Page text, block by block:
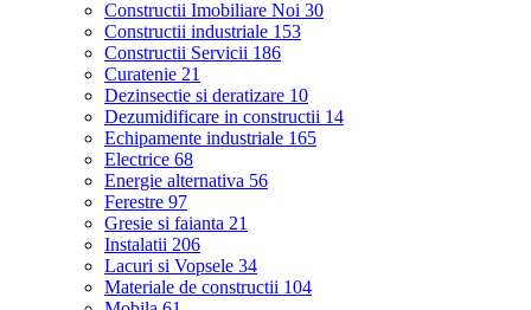
Constructii Imobiliare Noi 30
Constructii industriale 153
Constructii Servicii 186
Curatenie 21
Dezinsectie si deratizare 10
Dezumidificare in constructii 14
Echipamente industriale 165
Electrice 68
Energie alternativa 56
Ferestre 97
Gresie si faianta 21
Instalatii 206
Lacuri si Vopsele 34
Materiale de constructii 104